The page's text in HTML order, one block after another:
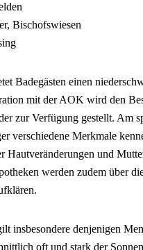
Bischofswiesen
Badegästen einen
mit der AOK wird den
zur Verfügung gestellt. Am
verschiedene Merkmale
Hautveränderungen und
werden zudem über
insbesondere denjenigen
oft und stark der